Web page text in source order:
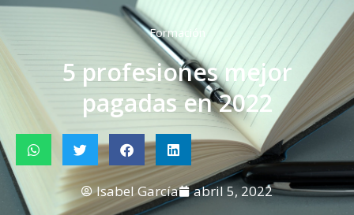
Formación
5 profesiones mejor
pagadas en 2022
Isabel García abril 5, 2022